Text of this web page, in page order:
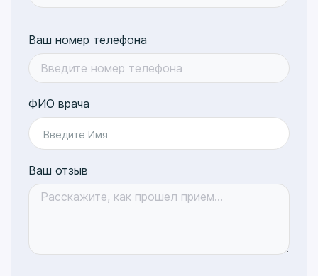
Ваш номер телефона
ФИО врача
Введите Имя
Ваш отзыв